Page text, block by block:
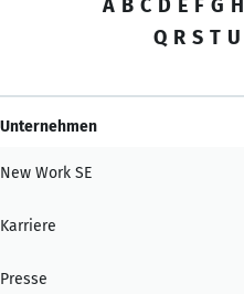
A B C D E F G H
Q R S T U
Unternehmen
New Work SE
Karriere
Presse